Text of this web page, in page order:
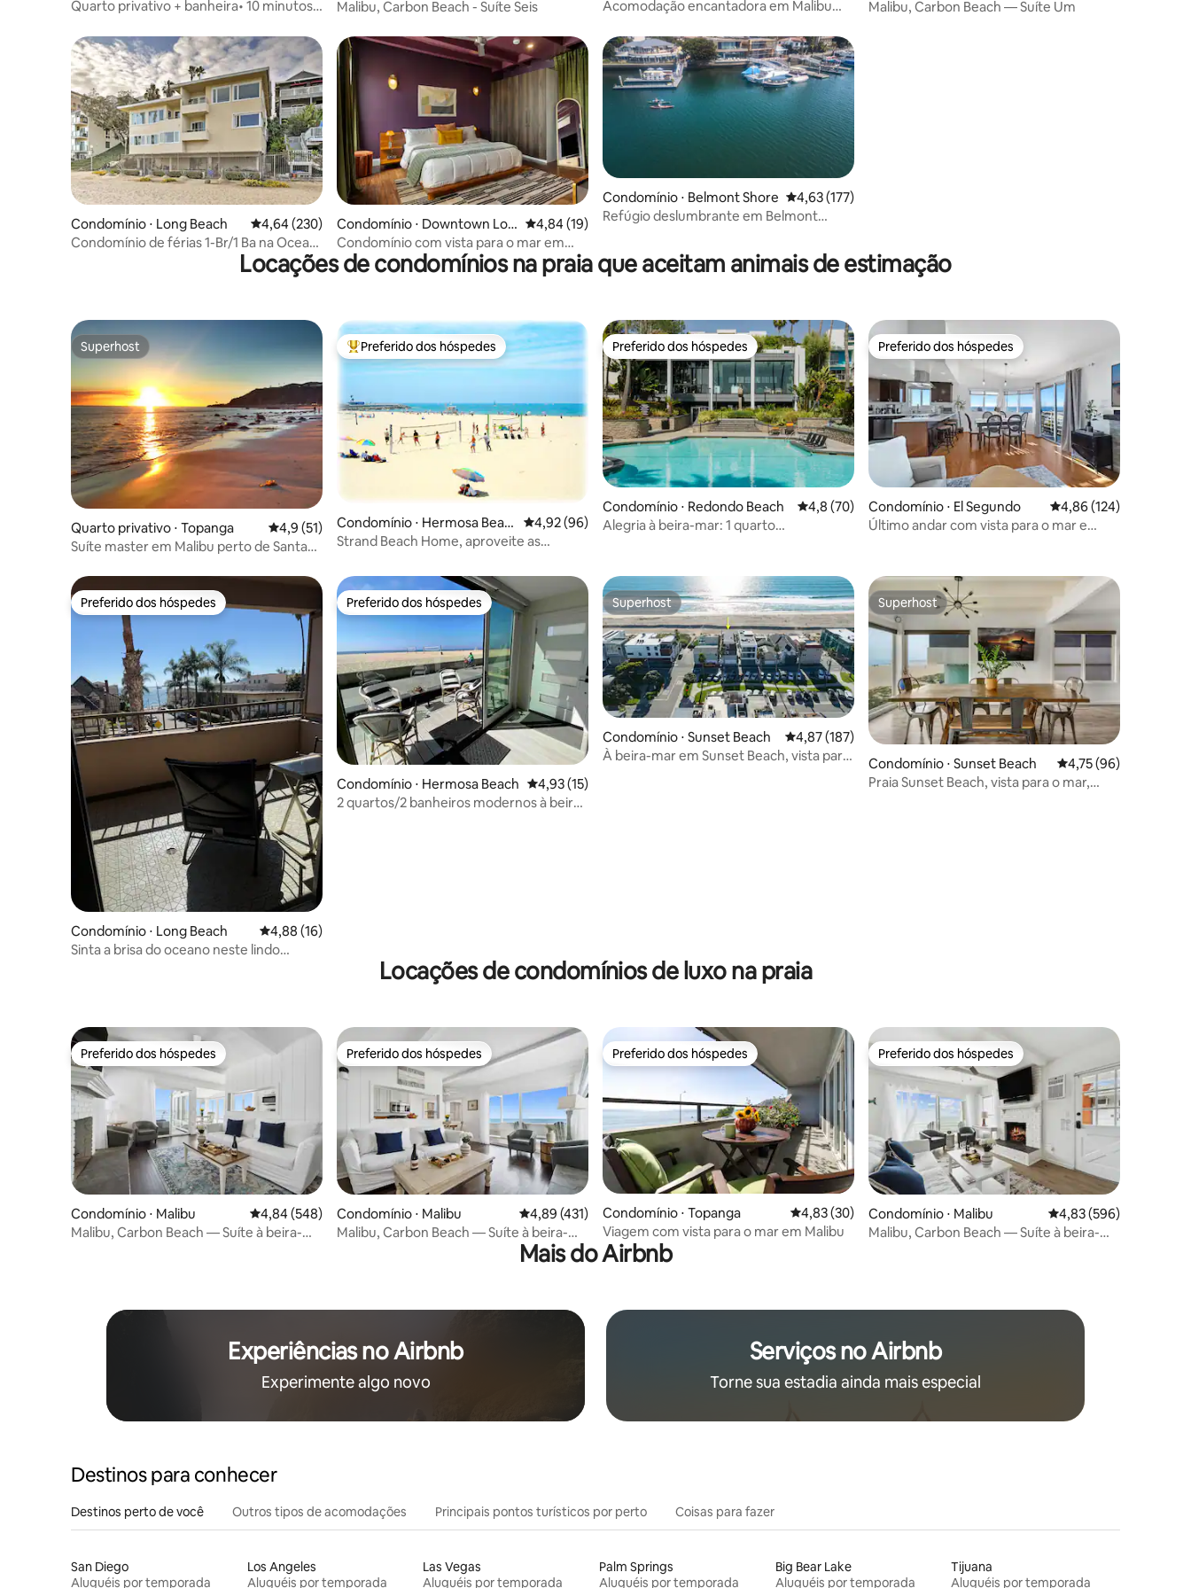
Long Beach
Quarto privativo + banheira• 10 minutos
Malibu, Carbon Beach - Suíte Seis
Acomodação encantadora em Malibu
Malibu, Carbon Beach — Suíte Um
Condomínio ⋅ Long Beach 4,64 de uma avaliação média de 5, 230 avaliações
4,64 (230)
Condomínio de férias 1-Br/1 Ba na Ocean
Condomínio ⋅ Downtown Lon
g Beach
4,84 de uma avaliação média de 5, 19 avaliações
4,84 (19)
Condomínio com vista para o mar em
Cooper Arms
Condomínio ⋅ Belmont Shore 4,63 de uma avaliação média de 5, 177 avaliações
4,63 (177)
Refúgio deslumbrante em Belmont
Locações de condomínios na praia que aceitam animais de estimação
Superhost
Superhost
Quarto privativo ⋅ Topanga 4,9 de uma avaliação média de 5, 51 avaliações
4,9 (51)
Suíte master em Malibu perto de Santa
Entre os melhores preferidos dos hóspedes
Preferido dos hóspedes
Condomínio ⋅ Hermosa Beac
h
4,92 de uma avaliação média de 5, 96 avaliações
4,92 (96)
Strand Beach Home, aproveite as
Preferido dos hóspedes
Preferido dos hóspedes
Condomínio ⋅ Redondo Beach 4,8 de uma avaliação média de 5, 70 avaliações
4,8 (70)
Alegria à beira-mar: 1 quarto
Preferido dos hóspedes
Preferido dos hóspedes
Condomínio ⋅ El Segundo 4,86 de uma avaliação
4,86 (124)
Último andar com vista para o mar e
Preferido dos hóspedes
Preferido dos hóspedes
Condomínio ⋅ Long Beach 4,88 de uma avaliação média de 5, 16 avaliações
4,88 (16)
Sinta a brisa do oceano neste lindo
Preferido dos hóspedes
Preferido dos hóspedes
Condomínio ⋅ Hermosa Beach 4,93 de uma avaliação média de 5, 15 avaliações
4,93 (15)
2 quartos/2 banheiros modernos à beira-
Superhost
Superhost
Condomínio ⋅ Sunset Beach 4,87 de uma avaliação média de 5, 187 avaliações
4,87 (187)
À beira-mar em Sunset Beach, vista para
Superhost
Superhost
Condomínio ⋅ Sunset Beach 4,75 de uma
4,75 (96)
Praia Sunset Beach, vista para o mar,
Locações de condomínios de luxo na praia
Preferido dos hóspedes
Preferido dos hóspedes
Condomínio ⋅ Malibu 4,84 de uma avaliação média de 5, 548 avaliações
4,84 (548)
Malibu, Carbon Beach — Suíte à beira-
Preferido dos hóspedes
Preferido dos hóspedes
Condomínio ⋅ Malibu 4,89 de uma avaliação média de 5, 431 avaliações
4,89 (431)
Malibu, Carbon Beach — Suíte à beira-
Preferido dos hóspedes
Preferido dos hóspedes
Condomínio ⋅ Topanga 4,83 de uma avaliação média de 5, 30 avaliações
4,83 (30)
Viagem com vista para o mar em Malibu
Preferido dos hóspedes
Preferido dos hóspedes
Condomínio ⋅ Malibu 4,83 de uma avaliação
4,83 (596)
Malibu, Carbon Beach — Suíte à beira-
Mais do Airbnb
Experiências no Airbnb
Experimente algo novo
Serviços no Airbnb
Torne sua estadia ainda mais especial
Destinos para conhecer
Destinos perto de você Outros tipos de acomodações Principais pontos turísticos por perto Coisas para fazer
San Diego
Aluguéis por temporada
Los Angeles
Aluguéis por temporada
Las Vegas
Aluguéis por temporada
Palm Springs
Aluguéis por temporada
Big Bear Lake
Aluguéis por temporada
Tijuana
Aluguéis por temporada